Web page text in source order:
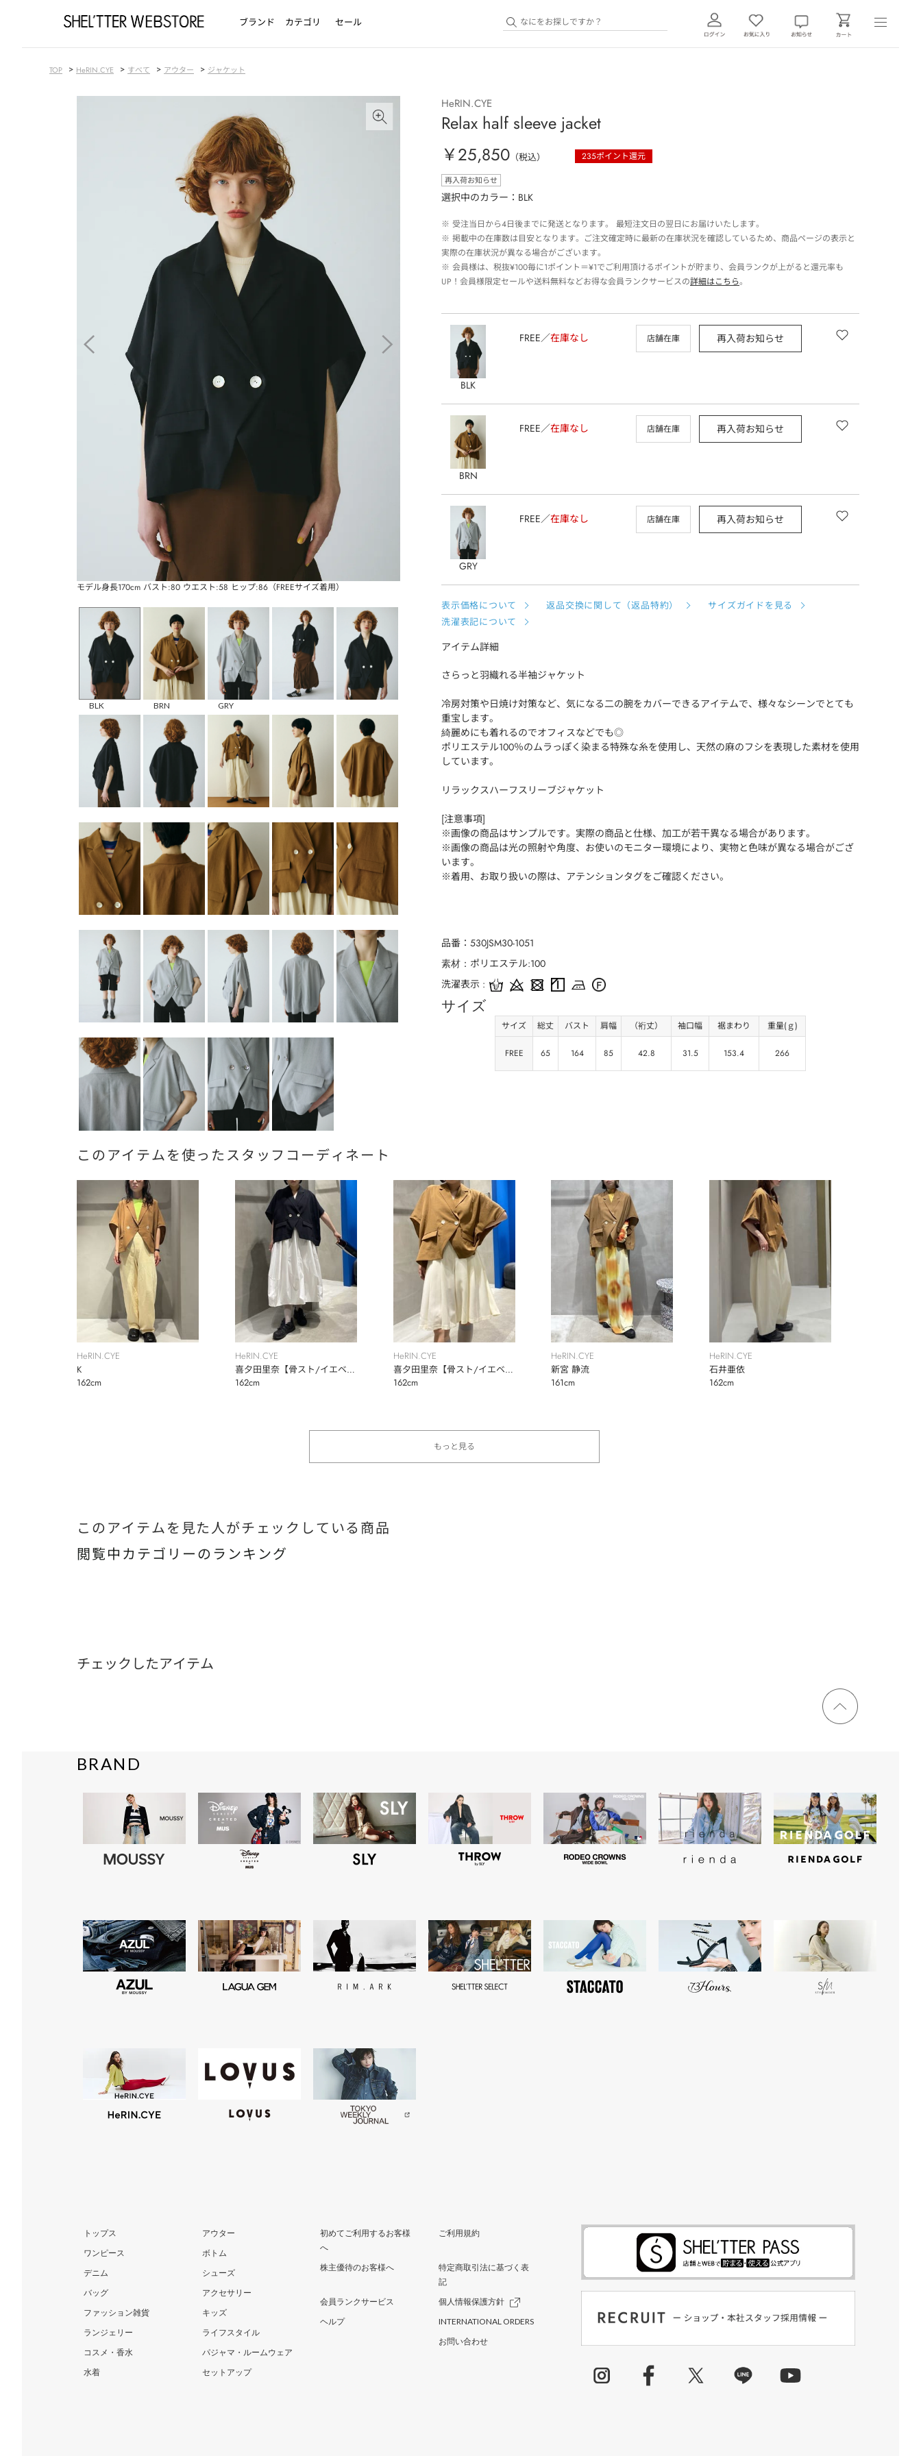
ブランド カテゴリ セール
TOP > HeRIN.CYE > すべて > アウター > ジャケット
モデル身長170cm バスト:80 ウエスト:58 ヒップ:86（FREEサイズ着用）
BLK BRN GRY
HeRIN.CYE
Relax half sleeve jacket
￥25,850 （税込） 235ポイント還元
再入荷お知らせ
選択中のカラー：BLK
※ 受注当日から4日後までに発送となります。 最短注文日の翌日にお届けいたします。
※ 掲載中の在庫数は目安となります。ご注文確定時に最新の在庫状況を確認しているため、商品ページの表示と
実際の在庫状況が異なる場合がございます。
※ 会員様は、税抜¥100毎に1ポイント＝¥1でご利用頂けるポイントが貯まり、会員ランクが上がると還元率も
UP！会員様限定セールや送料無料などお得な会員ランクサービスの詳細はこちら。
BLK
FREE 在庫なし 店舗在庫 再入荷お知らせ
BRN
FREE 在庫なし 店舗在庫 再入荷お知らせ
GRY
FREE 在庫なし 店舗在庫 再入荷お知らせ
表示価格について 返品交換に関して（返品特約）
サイズガイドを見る
洗濯表記について
アイテム詳細
さらっと羽織れる半袖ジャケット
冷房対策や日焼け対策など、気になる二の腕をカバーできるアイテムで、様々なシーンでとても
重宝します。
綺麗めにも着れるのでオフィスなどでも◎
ポリエステル100％のムラっぽく染まる特殊な糸を使用し、天然の麻のフシを表現した素材を使用
しています。
リラックスハーフスリーブジャケット
[注意事項]
※画像の商品はサンプルです。実際の商品と仕様、加工が若干異なる場合があります。
※画像の商品は光の照射や角度、お使いのモニター環境により、実物と色味が異なる場合がござ
います。
※着用、お取り扱いの際は、アテンションタグをご確認ください。
品番 530JSM30-1051
素材
ポリエステル:100
洗濯表示
サイズ
サイズ 総丈 バスト 肩幅 （裄丈） 袖口幅 裾まわり 重量(ｇ)
FREE 65 164 85 42.8 31.5 153.4 266
このアイテムを使ったスタッフコーディネート
HeRIN.CYE
K
162cm
HeRIN.CYE
喜夕田里奈【骨スト/イエベ
秋】
162cm
HeRIN.CYE
喜夕田里奈【骨スト/イエベ
秋】
162cm
HeRIN.CYE
新宮 静流
161cm
HeRIN.CYE
石井亜依
162cm
もっと見る
このアイテムを見た人がチェックしている商品
閲覧中カテゴリーのランキング
チェックしたアイテム
ページ
トップ
BRAND
トップス
アウター
ワンピース
ボトム
デニム
シューズ
バッグ
アクセサリー
ファッション雑貨
キッズ
ランジェリー
ライフスタイル
コスメ・香水
パジャマ・ルームウェア
水着
セットアップ
初めてご利用するお客様
へ
ご利用規約
株主優待のお客様へ
特定商取引法に基づく表
記
会員ランクサービス
個人情報保護方針
ヘルプ
INTERNATIONAL ORDERS
お問い合わせ